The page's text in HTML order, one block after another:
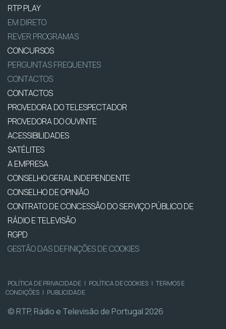
RTP PLAY
EM DIRETO
REVER PROGRAMAS
CONCURSOS
PERGUNTAS FREQUENTES
CONTACTOS
CONTACTOS
PROVEDORA DO TELESPECTADOR
PROVEDORA DO OUVINTE
ACESSIBILIDADES
SATÉLITES
A EMPRESA
CONSELHO GERAL INDEPENDENTE
CONSELHO DE OPINIÃO
CONTRATO DE CONCESSÃO DO SERVIÇO PÚBLICO DE
RÁDIO E TELEVISÃO
RGPD
GESTÃO DAS DEFINIÇÕES DE COOKIES
POLÍTICA DE PRIVACIDADE | POLÍTICA DE COOKIES | TERMOS E
CONDIÇÕES | PUBLICIDADE
© RTP, Rádio e Televisão de Portugal 2026